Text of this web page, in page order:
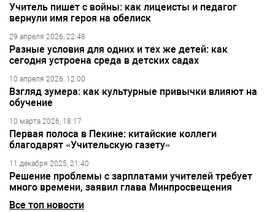
Учитель пишет с войны: как лицеисты и педагог
вернули имя героя на обелиск
29 апреля 2026, 22:48
Разные условия для одних и тех же детей: как
сегодня устроена среда в детских садах
10 апреля 2026, 12:00
Взгляд зумера: как культурные привычки влияют на
обучение
10 марта 2026, 18:17
Первая полоса в Пекине: китайские коллеги
благодарят «Учительскую газету»
11 декабря 2025, 21:40
Решение проблемы с зарплатами учителей требует
много времени, заявил глава Минпросвещения
Все топ новости